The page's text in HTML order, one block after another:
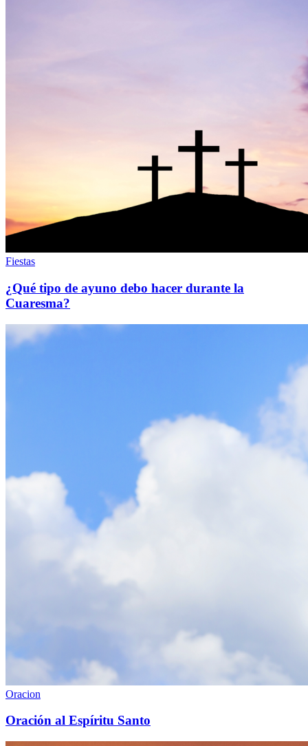
Fiestas
¿Qué tipo de ayuno debo hacer durante la
Cuaresma?
Oracion
Oración al Espíritu Santo